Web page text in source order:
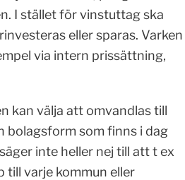
I stället för vinstuttag ska
eller sparas. Varken
via intern prissättning,
kan välja att omvandlas till
bolagsform som finns i dag
inte heller nej till att t ex
till varje kommun eller